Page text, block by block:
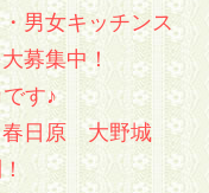
男女キッチンス
募集中！
す♪
日原 大野城